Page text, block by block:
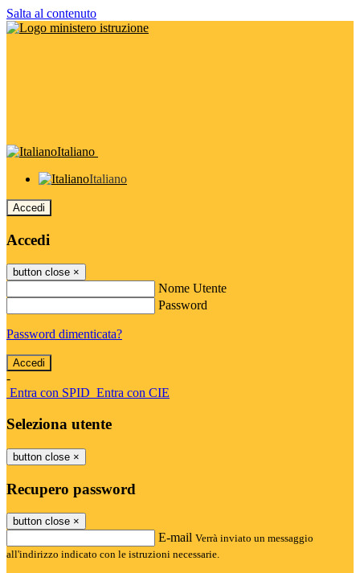
Salta al contenuto
Italiano
Italiano
Accedi
Accedi
button close ×
Nome Utente
Password
Password dimenticata?
-
Entra con SPID Entra con CIE
Seleziona utente
button close ×
Recupero password
button close ×
E-mail Verrà inviato un messaggio
all'indirizzo indicato con le istruzioni necessarie.